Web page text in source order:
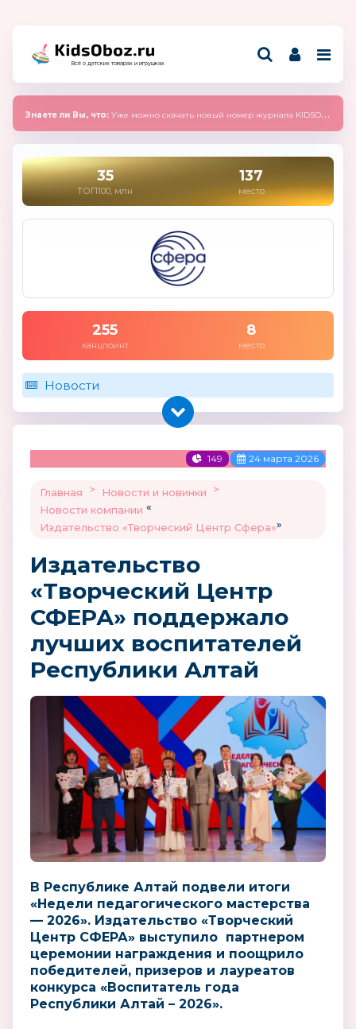
Всё о детских товарах и игрушках
Знаете ли Вы, что: Уже можно скачать новый номер журнала KIDSOBOZ 2025 (сентябрь)
35
ТОП100, млн
137
место
255
канцпоинт
8
место
Новости
149 24 марта 2026
Главная > Новости и новинки
>
Новости компании «
Издательство «Творческий Центр Сфера»»
Издательство
«Творческий Центр
СФЕРА» поддержало
лучших воспитателей
Республики Алтай
В Республике Алтай подвели итоги
«Недели педагогического мастерства
— 2026». Издательство «Творческий
Центр СФЕРА» выступило партнером
церемонии награждения и поощрило
победителей, призеров и лауреатов
конкурса «Воспитатель года
Республики Алтай – 2026».